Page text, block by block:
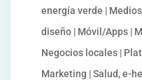
energía verde |
diseño | Móvil/Apps |
Negocios locales |
Marketing | Salud, e-